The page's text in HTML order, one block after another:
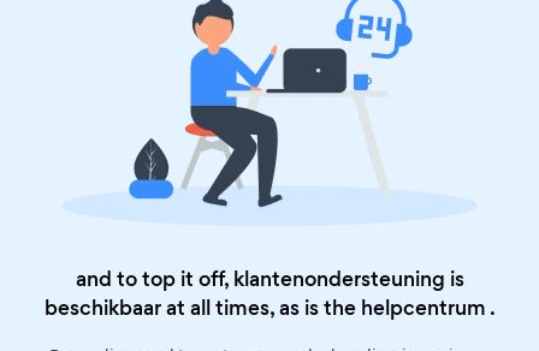
and to top it off, klantenondersteuning is
beschikbaar at all times, as is the helpcentrum .